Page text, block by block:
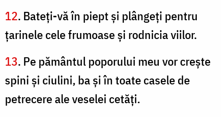
12. Bateţi-vă în piept şi plângeţi pentru
ţarinele cele frumoase şi rodnicia viilor.
13. Pe pământul poporului meu vor creşte
spini şi ciulini, ba şi în toate casele de
petrecere ale veselei cetăţi.